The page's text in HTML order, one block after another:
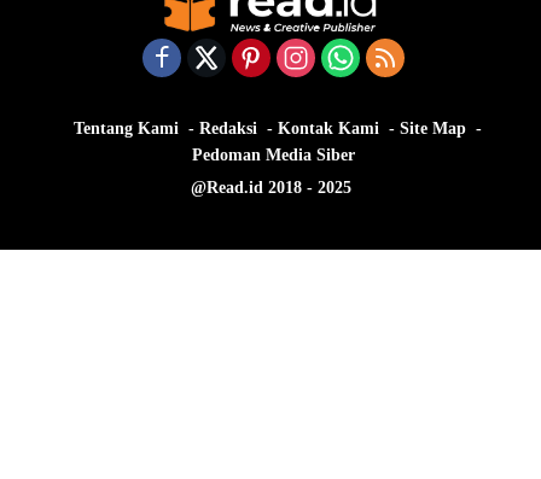
Tentang Kami Redaksi Kontak Kami
Site Map
Pedoman Media Siber
@Read.id 2018 - 2025